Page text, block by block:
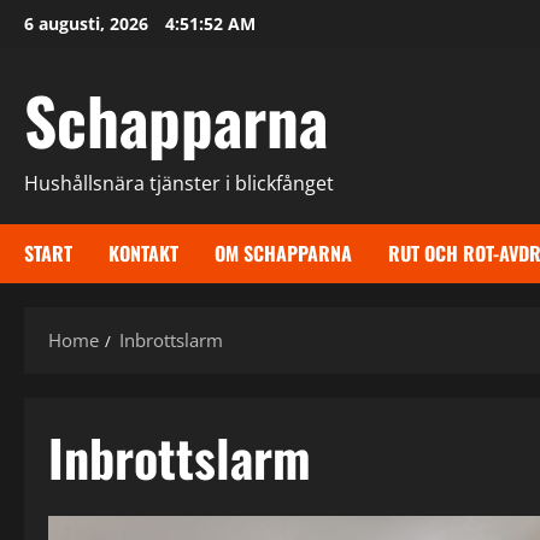
Skip6 augusti, 2026 4:51:53 AM
Schapparna
Hushållsnära tjänster i blickfånget
START KONTAKT OM SCHAPPARNA RUT OCH ROT-
Home Inbrottslarm
Inbrottslarm